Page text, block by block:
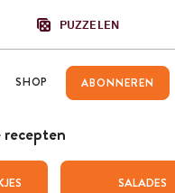
PUZZELEN
SHOP ABONNEREN
SALADES